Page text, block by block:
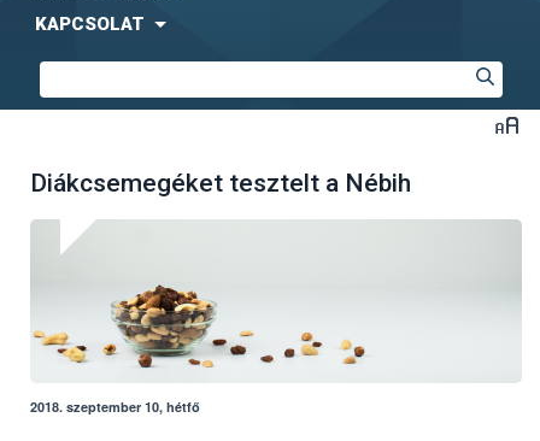
KAPCSOLAT
Diákcsemegéket tesztelt a Nébih
2018. szeptember 10, hétfő